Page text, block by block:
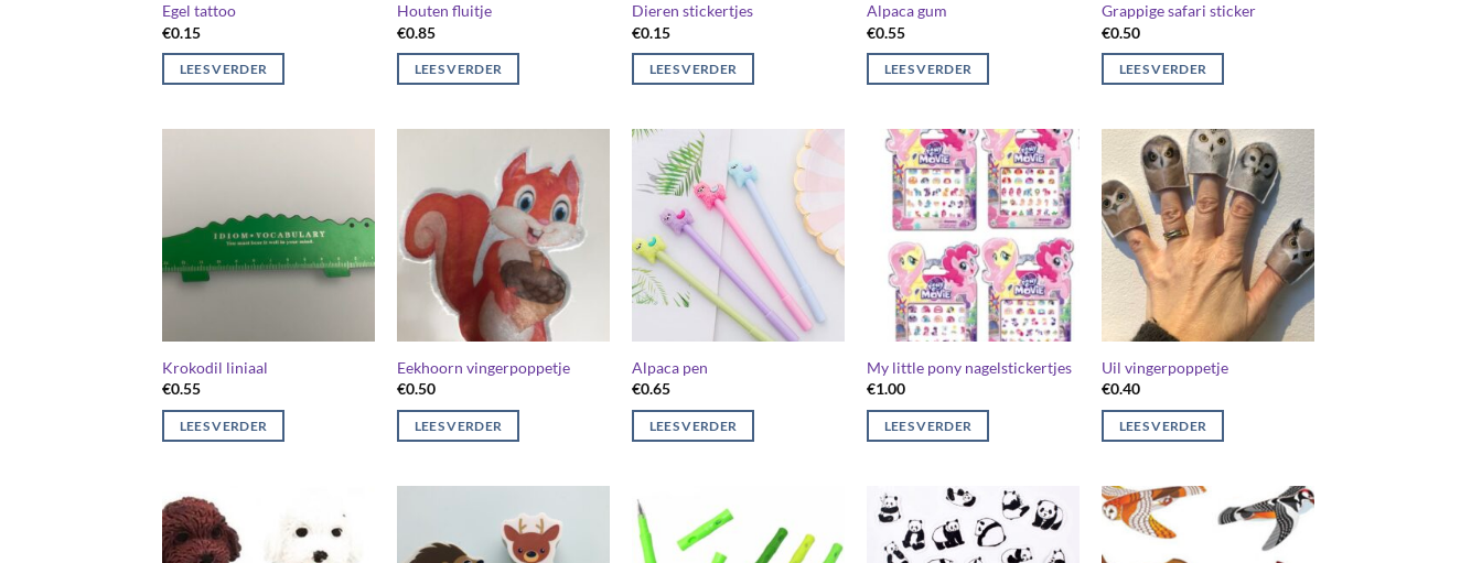
Egel tattoo
€0.15
LEES VERDER
Houten fluitje
€0.85
LEES VERDER
Dieren stickertjes
€0.15
LEES VERDER
Alpaca gum
€0.55
LEES VERDER
Grappige safari sticker
€0.50
LEES VERDER
Krokodil liniaal
€0.55
LEES VERDER
Eekhoorn vingerpoppetje
€0.50
LEES VERDER
Alpaca pen
€0.65
LEES VERDER
My little pony nagelstickertjes
€1.00
LEES VERDER
Uil vingerpoppetje
€0.40
LEES VERDER